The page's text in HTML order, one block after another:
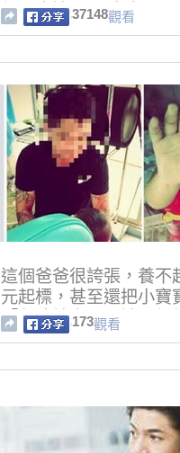
都不會壞 、不會臭
37148觀看
這個爸爸很誇張，養不
元起標，甚至還把小寶
「危險地方」，誇張行
頭！
173觀看